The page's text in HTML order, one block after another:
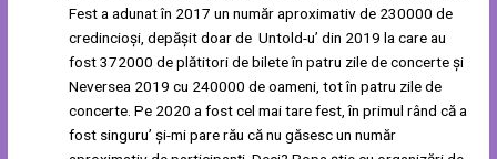
Fest a adunat în 2017 un număr aproximativ de 230000 de
credincioși, depășit doar de Untold-u’ din 2019 la care au
fost 372000 de plătitori de bilete în patru zile de concerte și
Neversea 2019 cu 240000 de oameni, tot în patru zile de
concerte. Pe 2020 a fost cel mai tare fest, în primul rând că a
fost singuru’ și-mi pare rău că nu găsesc un număr